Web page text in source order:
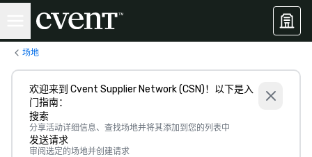
场地
欢迎来到 Cvent Supplier Network (CSN)！以下是入
门指南：
搜索
分享活动详细信息、查找场地并将其添加到您的列表中
发送请求
审阅选定的场地并创建请求